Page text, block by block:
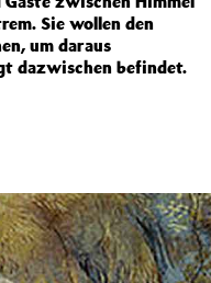
Sie wollen den
um daraus
dazwischen befindet.